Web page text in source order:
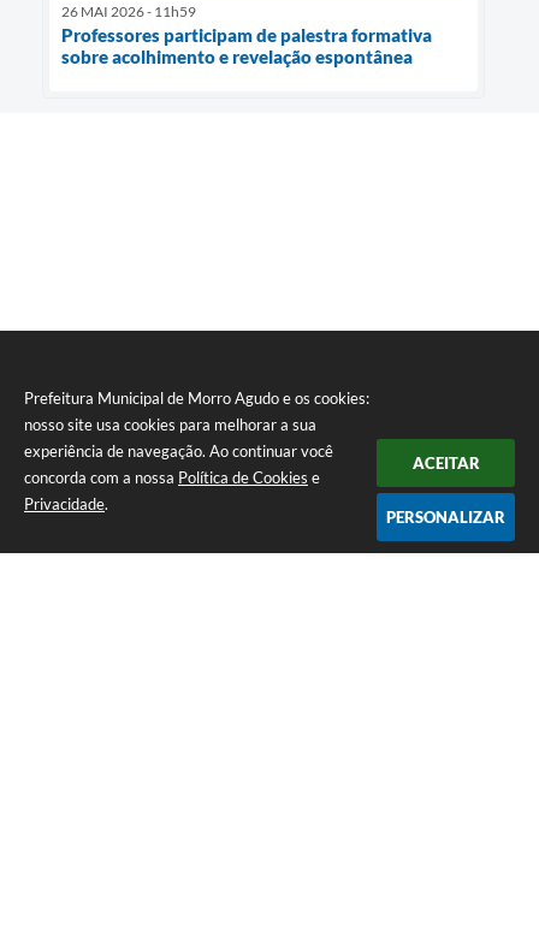
Prefeitura Municipal de Morro Agudo e os cookies:
nosso site usa cookies para melhorar a sua
experiência de navegação. Ao continuar você
concorda com a nossa Política de Cookies e
Privacidade.
ACEITAR
PERSONALIZAR
26 MAI 2026 - 11h59
Professores participam de palestra formativa
sobre acolhimento e revelação espontânea